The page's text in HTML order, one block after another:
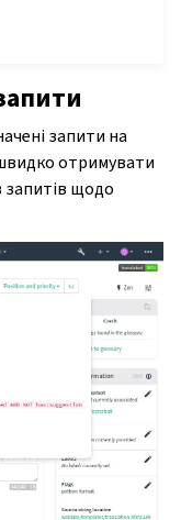
запити на
отримувати
запитів щодо